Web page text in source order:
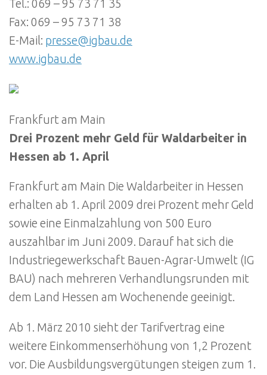
Tel.: 069 – 95 73 71 35
Fax: 069 – 95 73 71 38
E-Mail: presse@igbau.de
www.igbau.de
Frankfurt am Main
Drei Prozent mehr Geld für Waldarbeiter in
Hessen ab 1. April
Frankfurt am Main Die Waldarbeiter in Hessen
erhalten ab 1. April 2009 drei Prozent mehr Geld
sowie eine Einmalzahlung von 500 Euro
auszahlbar im Juni 2009. Darauf hat sich die
Industriegewerkschaft Bauen-Agrar-Umwelt (IG
BAU) nach mehreren Verhandlungsrunden mit
dem Land Hessen am Wochenende geeinigt.
Ab 1. März 2010 sieht der Tarifvertrag eine
weitere Einkommenserhöhung von 1,2 Prozent
vor. Die Ausbildungsvergütungen steigen zum 1.